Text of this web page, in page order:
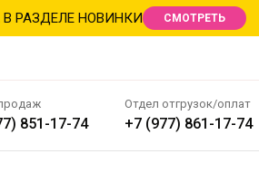
РАЗДЕЛЕ НОВИНКИ СМОТРЕТЬ
851-17-74
Отдел отгрузок/оплат
+7 (977) 861-17-74